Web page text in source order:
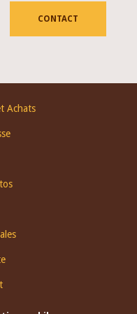
CONTACT
Achats